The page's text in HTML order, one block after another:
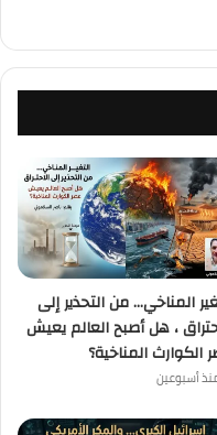
المناخي… من التحذير إلى
، هل أصبح العالم يعيش
الكوارث المناخية؟
أسبوعين